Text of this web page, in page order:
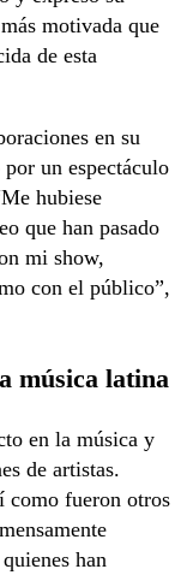
motivada que
de esta
en su
un espectáculo
hubiese
que han pasado
mi show,
con el público”,
música latina
en la música y
de artistas.
como fueron otros
han